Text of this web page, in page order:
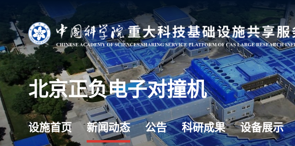
北京正负电子对撞机
设施首页 新闻动态 公告 科研成果 设备展示